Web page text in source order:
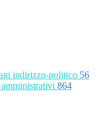
indirizzo-politico 56
864